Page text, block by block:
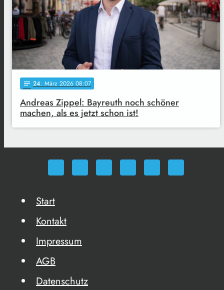
notes 24. März 2026 08:07
Andreas Zippel: Bayreuth noch schöner
machen, als es jetzt schon ist!
Start
Kontakt
Impressum
AGB
Datenschutz